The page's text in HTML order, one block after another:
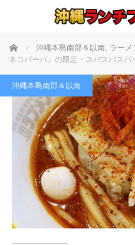
ホーム 沖縄本島南部＆以南, ラーメ
ネコパーパ」の限定・スパスパスパ
沖縄本島南部＆以南